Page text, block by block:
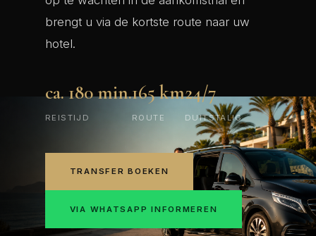
brengt u via de kortste route naar uw
hotel.
ca. 180 min.
REISTIJD
165 km
ROUTE
24/7
DUITSTALIG
TRANSFER BOEKEN
VIA WHATSAPP INFORMEREN